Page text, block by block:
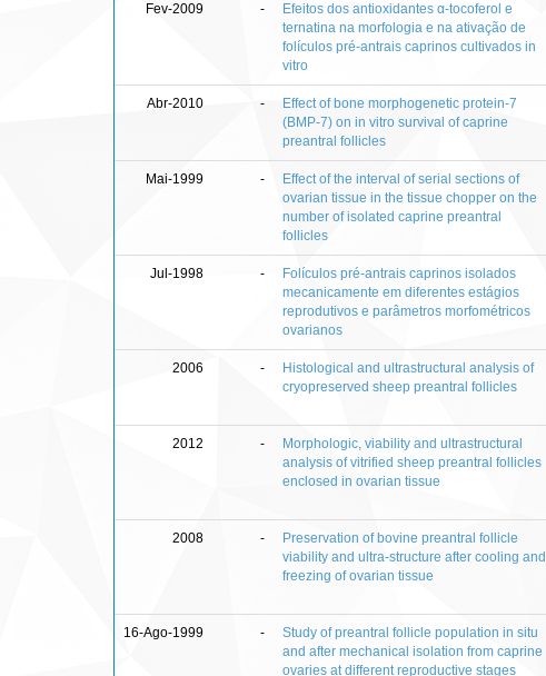
Fev-2009 -
Efeitos dos antioxidantes α-tocoferol e
ternatina na morfologia e na ativação de
folículos pré-antrais caprinos cultivados in
vitro
Abr-2010 -
Effect of bone morphogenetic protein-7
(BMP-7) on in vitro survival of caprine
preantral follicles
Mai-1999 -
Effect of the interval of serial sections of
ovarian tissue in the tissue chopper on the
number of isolated caprine preantral
follicles
Jul-1998 -
Folículos pré-antrais caprinos isolados
mecanicamente em diferentes estágios
reprodutivos e parâmetros morfométricos
ovarianos
2006 -
Histological and ultrastructural analysis of
cryopreserved sheep preantral follicles
2012 -
Morphologic, viability and ultrastructural
analysis of vitrified sheep preantral follicles
enclosed in ovarian tissue
2008 -
Preservation of bovine preantral follicle
viability and ultra-structure after cooling and
freezing of ovarian tissue
16-Ago-1999 -
Study of preantral follicle population in situ
and after mechanical isolation from caprine
ovaries at different reproductive stages